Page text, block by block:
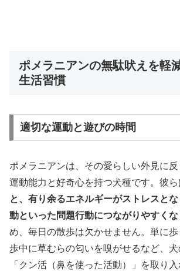
ポメラニアンの無駄吠えを軽
生活習慣
適切な運動と遊びの時間
ポメラニアンは、その愛らしい外見に
運動能力と好奇心を持つ犬種です。彼ら
と、有り余るエネルギーがストレスと
動といった問題行動につながりやすく
め、毎日の散歩は欠かせません。単に
歩中に草むらの匂いを嗅がせるなど、
「クン活（鼻を使った活動）」を取り